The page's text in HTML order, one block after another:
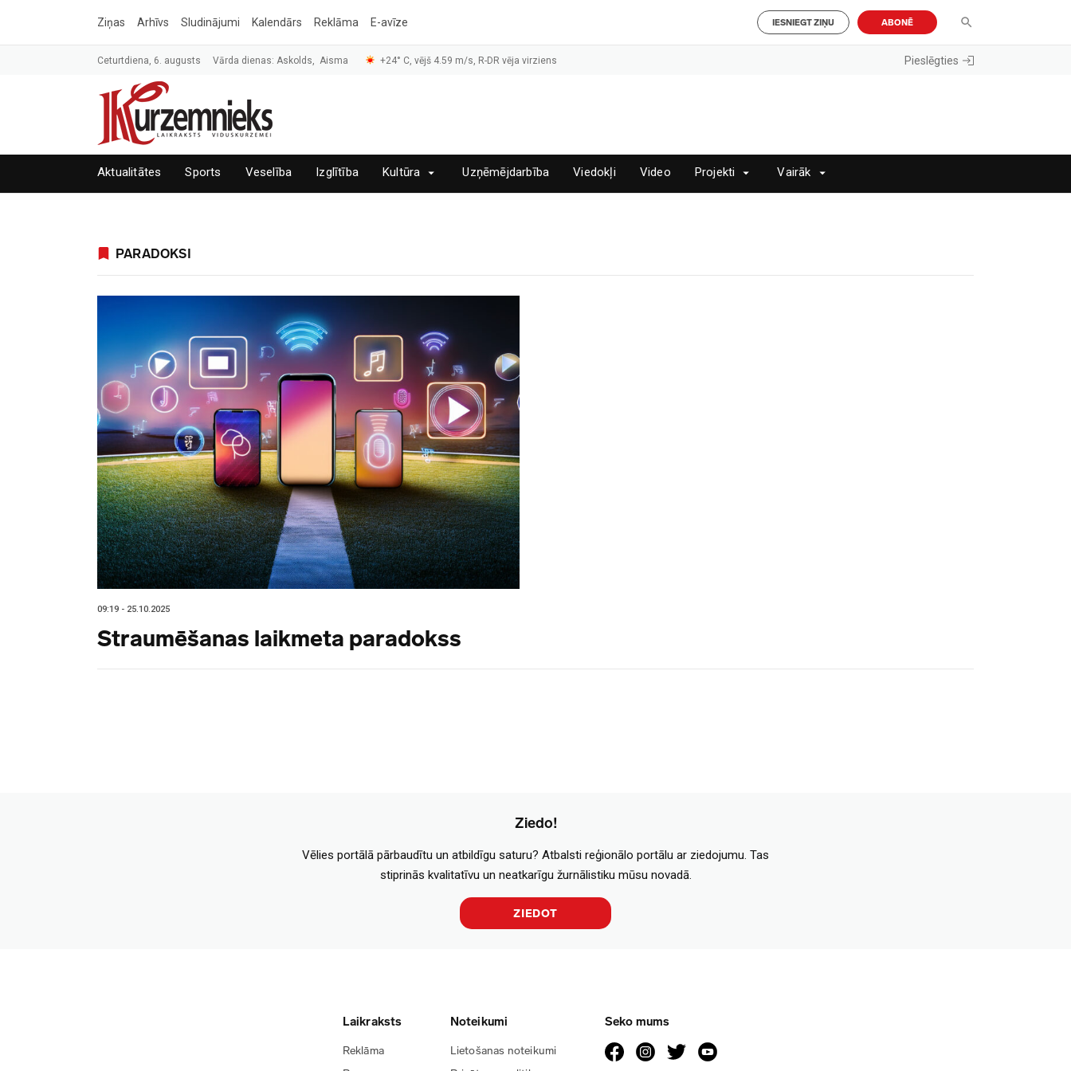
Ziņas Arhīvs Sludinājumi Kalendārs Reklāma E-avīze IESNIEGT ZIŅU ABONĒ
Ceturtdiena, 6. augusts Vārda dienas: Askolds, Aisma +24° C, vējš 4.59 m/s, R-DR vēja virziens Pieslēgties
Aktualitātes Sports Veselība Izglītība Kultūra Uzņēmējdarbība Viedokļi Video Projekti Vairāk
PARADOKSI
09:19 - 25.10.2025
Straumēšanas laikmeta paradokss
Ziedo!
Vēlies portālā pārbaudītu un atbildīgu saturu? Atbalsti reģionālo portālu ar ziedojumu. Tas
stiprinās kvalitatīvu un neatkarīgu žurnālistiku mūsu novadā.
ZIEDOT
Laikraksts
Reklāma
Noteikumi
Lietošanas noteikumi
Seko mums